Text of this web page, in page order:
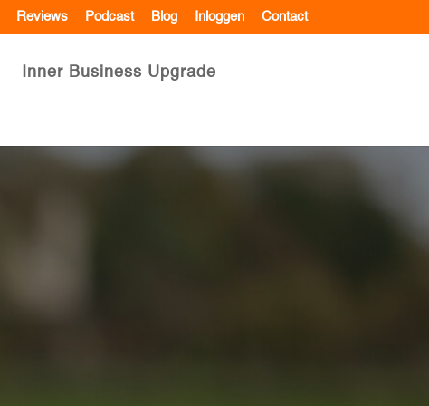
Reviews Podcast Blog Inloggen Contact
Inner Business Upgrade